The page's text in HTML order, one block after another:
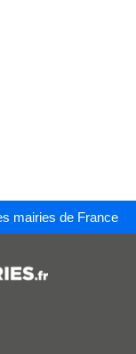
mairies de France